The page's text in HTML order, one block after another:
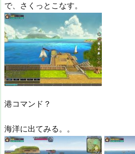
で、さくっとこなす。
港コマンド？
海洋に出てみる。。